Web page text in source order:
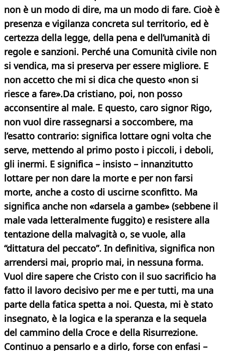
non è un modo di dire, ma un modo di fare. Cioè è
presenza e vigilanza concreta sul territorio, ed è
certezza della legge, della pena e dell’umanità di
regole e sanzioni. Perché una Comunità civile non
si vendica, ma si preserva per essere migliore. E
non accetto che mi si dica che questo «non si
riesce a fare».Da cristiano, poi, non posso
acconsentire al male. E questo, caro signor Rigo,
non vuol dire rassegnarsi a soccombere, ma
l’esatto contrario: significa lottare ogni volta che
serve, mettendo al primo posto i piccoli, i deboli,
gli inermi. E significa – insisto – innanzitutto
lottare per non dare la morte e per non farsi
morte, anche a costo di uscirne sconfitto. Ma
significa anche non «darsela a gambe» (sebbene il
male vada letteralmente fuggito) e resistere alla
tentazione della malvagità o, se vuole, alla
“dittatura del peccato”. In definitiva, significa non
arrendersi mai, proprio mai, in nessuna forma.
Vuol dire sapere che Cristo con il suo sacrificio ha
fatto il lavoro decisivo per me e per tutti, ma una
parte della fatica spetta a noi. Questa, mi è stato
insegnato, è la logica e la speranza e la sequela
del cammino della Croce e della Risurrezione.
Continuo a pensarlo e a dirlo, forse con enfasi –